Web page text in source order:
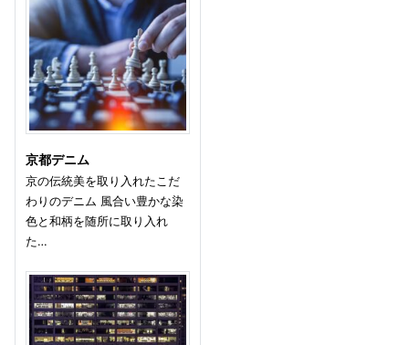
京都デニム
京の伝統美を取り入れたこだ
わりのデニム 風合い豊かな染
色と和柄を随所に取り入れ
た…